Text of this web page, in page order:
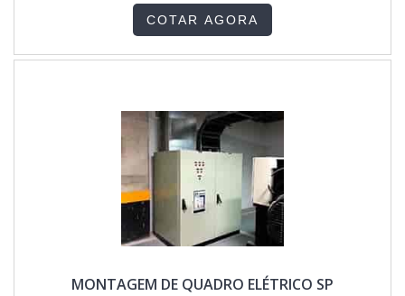
de comando. Indispensável em indústrias e instalações
modernas de vários tipos, o quadro de comando é desti....
COTAR AGORA
MONTAGEM DE QUADRO ELÉTRICO SP